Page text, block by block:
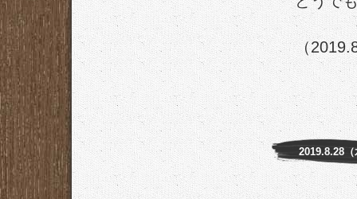
（
2019.8.28（